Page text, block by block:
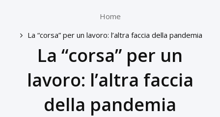
Home
La “corsa” per un lavoro: l’altra faccia della pandemia
La “corsa” per un
lavoro: l’altra faccia
della pandemia